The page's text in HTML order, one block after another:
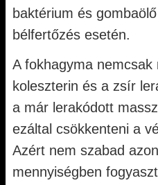
baktérium és
bélfertőzés esetén.
A fokhagyma nemcsak
koleszterin és a zsír
a már lerakódott
ezáltal csökkenteni a
Azért nem szabad
mennyiségben